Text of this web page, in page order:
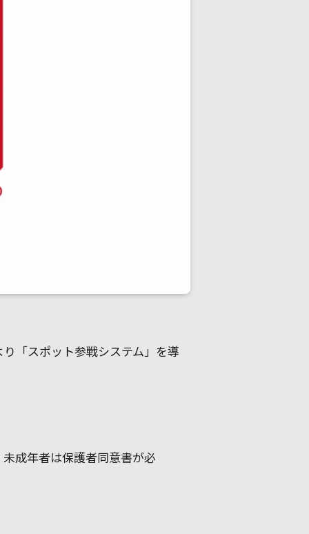
「スポット参戦システム」を導
成年者は保護者同意書が必